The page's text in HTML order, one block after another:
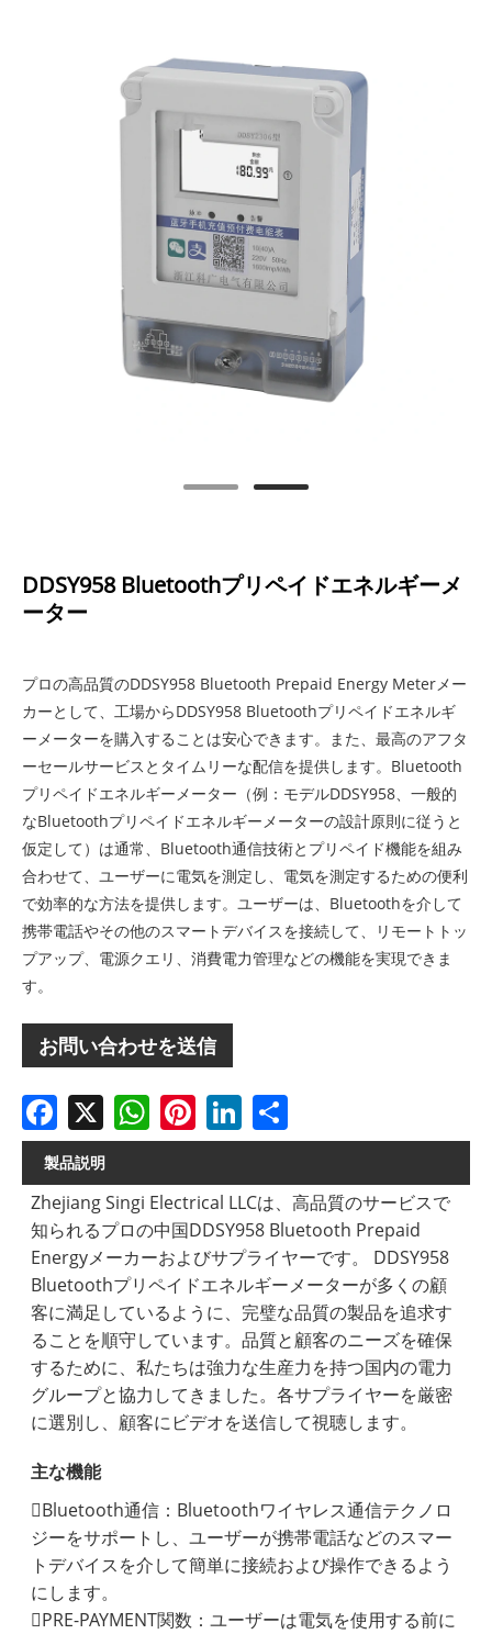
DDSY958 Bluetoothプリペイドエネルギーメ
ーター
プロの高品質のDDSY958 Bluetooth Prepaid Energy Meterメー
カーとして、工場からDDSY958 Bluetoothプリペイドエネルギ
ーメーターを購入することは安心できます。また、最高のアフタ
ーセールサービスとタイムリーな配信を提供します。Bluetooth
プリペイドエネルギーメーター（例：モデルDDSY958、一般的
なBluetoothプリペイドエネルギーメーターの設計原則に従うと
仮定して）は通常、Bluetooth通信技術とプリペイド機能を組み
合わせて、ユーザーに電気を測定し、電気を測定するための便利
で効率的な方法を提供します。ユーザーは、Bluetoothを介して
携帯電話やその他のスマートデバイスを接続して、リモートトッ
プアップ、電源クエリ、消費電力管理などの機能を実現できま
す。
お問い合わせを送信
Facebook WhatsAppPinterestLinkedIn
製品説明
Zhejiang Singi Electrical LLCは、高品質のサービスで
知られるプロの中国DDSY958 Bluetooth Prepaid
Energyメーカーおよびサプライヤーです。 DDSY958
Bluetoothプリペイドエネルギーメーターが多くの顧
客に満足しているように、完璧な品質の製品を追求す
ることを順守しています。品質と顧客のニーズを確保
するために、私たちは強力な生産力を持つ国内の電力
グループと協力してきました。各サプライヤーを厳密
に選別し、顧客にビデオを送信して視聴します。
主な機能
Bluetooth通信：Bluetoothワイヤレス通信テクノロ
ジーをサポートし、ユーザーが携帯電話などのスマー
トデバイスを介して簡単に接続および操作できるよう
にします。
PRE-PAYMENT関数：ユーザーは電気を使用する前に